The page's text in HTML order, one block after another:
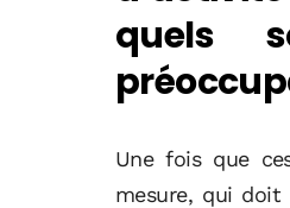
quels
Une fois que
mesure, qui doit